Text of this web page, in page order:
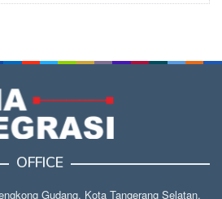
OFFICE
Gudang, Kota Tangerang Selatan,